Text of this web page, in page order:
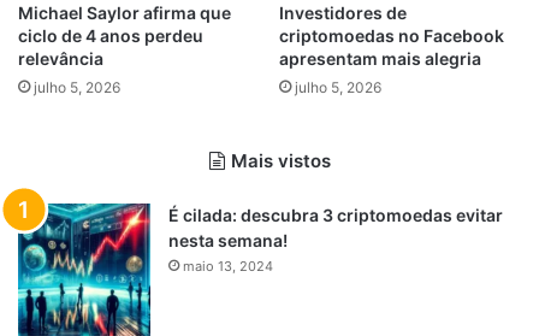
Michael Saylor afirma que
ciclo de 4 anos perdeu
relevância
julho 5, 2026
Investidores de
criptomoedas no Facebook
apresentam mais alegria
julho 5, 2026
Mais vistos
É cilada: descubra 3 criptomoedas evitar
nesta semana!
maio 13, 2024